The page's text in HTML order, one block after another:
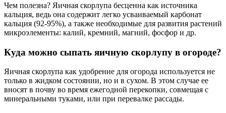
Чем полезна? Яичная скорлупа бесценна как источника
кальция, ведь она содержит легко усваиваемый карбонат
кальция (92-95%), а также необходимые для развития растений
микроэлементы: калий, кремний, магний, фосфор и др.
Куда можно сыпать яичную скорлупу в огороде?
Яичная скорлупа как удобрение для огорода используется не
только в жидком состоянии, но и в сухом. В этом случае ее
вносят в почву во время ежегодной перекопки, совмещая с
минеральными туками, или при перевалке рассады.